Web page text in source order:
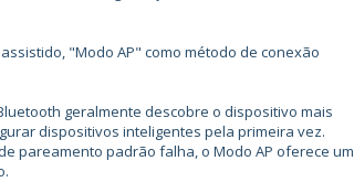
"Modo AP" como método de conexão
geralmente descobre o dispositivo mais
dispositivos inteligentes pela primeira vez.
padrão falha, o Modo AP oferece